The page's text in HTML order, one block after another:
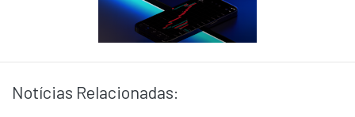
Notícias Relacionadas: